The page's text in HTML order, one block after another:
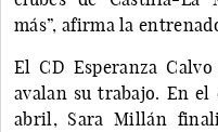
más”, afirma la
El CD Esperanza
avalan su trabajo. En el
abril, Sara Millán